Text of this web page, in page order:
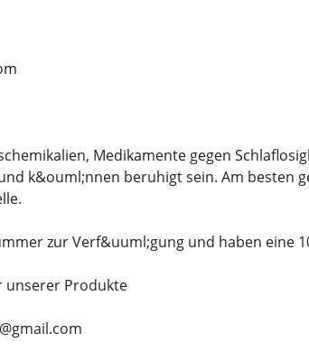
Medikamente gegen
k&ouml;nnen beruhigt sein. Am besten
zur Verf&uuml;gung und haben eine
unserer Produkte